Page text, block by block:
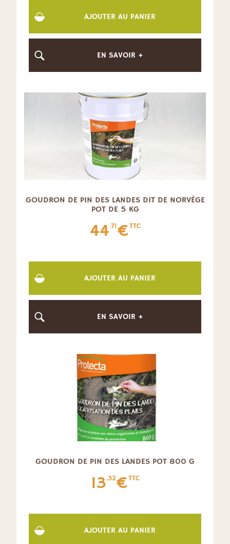
AJOUTER AU PANIER
EN SAVOIR +
GOUDRON DE PIN DES LANDES DIT DE NORVÈGE
POT DE 5 KG
44.71€TTC
AJOUTER AU PANIER
EN SAVOIR +
GOUDRON DE PIN DES LANDES POT 800 G
13.32€TTC
AJOUTER AU PANIER